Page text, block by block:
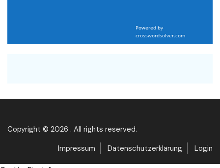
Powered by
crosswordsolver.com
Copyright © 2026 . All rights reserved.
Impressum
Datenschutzerklärung Login